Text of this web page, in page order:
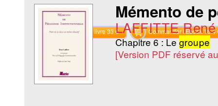
Commander le livre 33 € Commander l'Ebook 16.4
Mémento de
LAFFITTE René
Chapitre 6 : Legroupe
[Version PDF réservé